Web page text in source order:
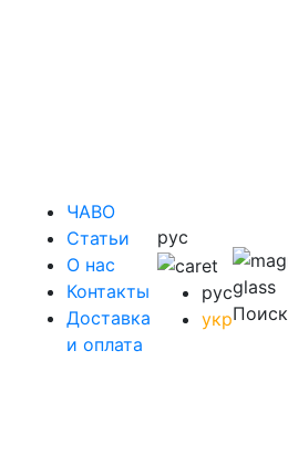
ЧАВО
Cтатьи
O нас
Контакты
Доставка
и оплата
рус
рус
укрПоиск